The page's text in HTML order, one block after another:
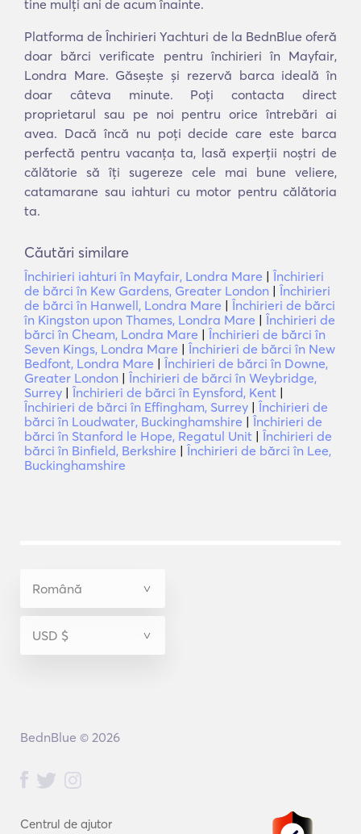
tine mulți ani de acum înainte.
Platforma de Închirieri Yachturi de la BednBlue oferă
doar bărci verificate pentru închirieri în Mayfair,
Londra Mare. Găsește și rezervă barca ideală în
doar câteva minute. Poți contacta direct
proprietarul sau pe noi pentru orice întrebări ai
avea. Dacă încă nu poți decide care este barca
perfectă pentru vacanța ta, lasă experții noștri de
călătorie să îți sugereze cele mai bune veliere,
catamarane sau iahturi cu motor pentru călătoria
ta.
Căutări similare
Închirieri iahturi în Mayfair, Londra Mare | Închirieri
de bărci în Kew Gardens, Greater London | Închirieri
de bărci în Hanwell, Londra Mare | Închirieri de bărci
în Kingston upon Thames, Londra Mare | Închirieri de
bărci în Cheam, Londra Mare | Închirieri de bărci în
Seven Kings, Londra Mare | Închirieri de bărci în New
Bedfont, Londra Mare | Închirieri de bărci în Downe,
Greater London | Închirieri de bărci în Weybridge,
Surrey | Închirieri de bărci în Eynsford, Kent |
Închirieri de bărci în Effingham, Surrey | Închirieri de
bărci în Loudwater, Buckinghamshire | Închirieri de
bărci în Stanford le Hope, Regatul Unit | Închirieri de
bărci în Binfield, Berkshire | Închirieri de bărci în Lee,
Buckinghamshire
Centrul de ajutor
BednBlue © 2026